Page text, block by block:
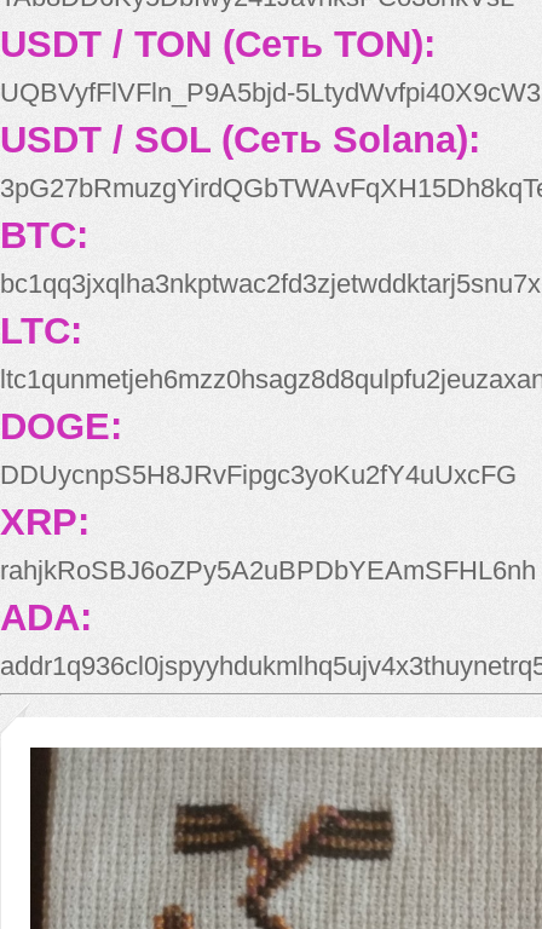
USDT / TON (Сеть TON):
UQBVyfFlVFln_P9A5bjd-
USDT / SOL (Сеть Solana):
BTC:
bc1qq3jxqlha3nkptwac2fd3zjetwddktarj5snu7x
LTC:
DOGE:
DDUycnpS5H8JRvFipgc3yoKu2fY4uUxcFG
XRP:
rahjkRoSBJ6oZPy5A2uBPDbYEAmSFHL6nh
ADA: